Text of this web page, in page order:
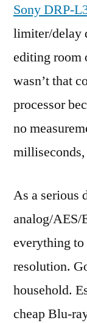
Sony DRP-
limiter/delay
editing room
wasn’t that
processor
no
As a serious
analog/AES/
everything
resolution.
household.
cheap Blu-